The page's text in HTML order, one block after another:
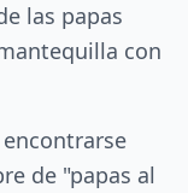
las papas
con
de "papas al